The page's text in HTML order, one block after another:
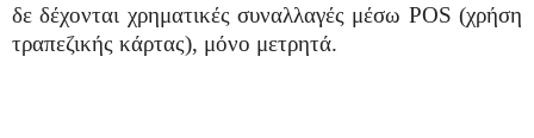
δε δέχονται χρηματικές συναλλαγές μέσω POS (χρήση
τραπεζικής κάρτας), μόνο μετρητά.